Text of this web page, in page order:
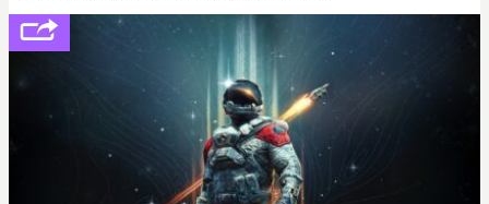
développement (pour ce que l'on sait, ils bossent
peut-être sur
Fallout Football ou
Fallout vs. Les
Lapins Crétins) et l'Obsidian d'aujourd'hui n'est plus
le même studio qu'il y a 15 ans. Mais bon, OK, on
peut commencer à fantasmer.A.